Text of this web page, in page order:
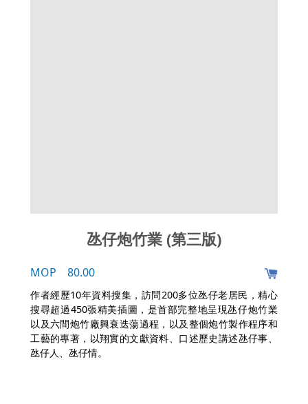
氹仔炮竹業 (第三版)
MOP 80.00
作者經歷10年資料搜集，訪問200多位氹仔老居民，精心
搜尋超過450張精美插圖，是首部完整地呈現氹仔炮竹業
以及六間炮竹廠興衰迭蕩過程，以及整個炮竹製作程序和
工藝的專著，以翔實的文獻資料、口述歷史講述氹仔事、
氹仔人、氹仔情。